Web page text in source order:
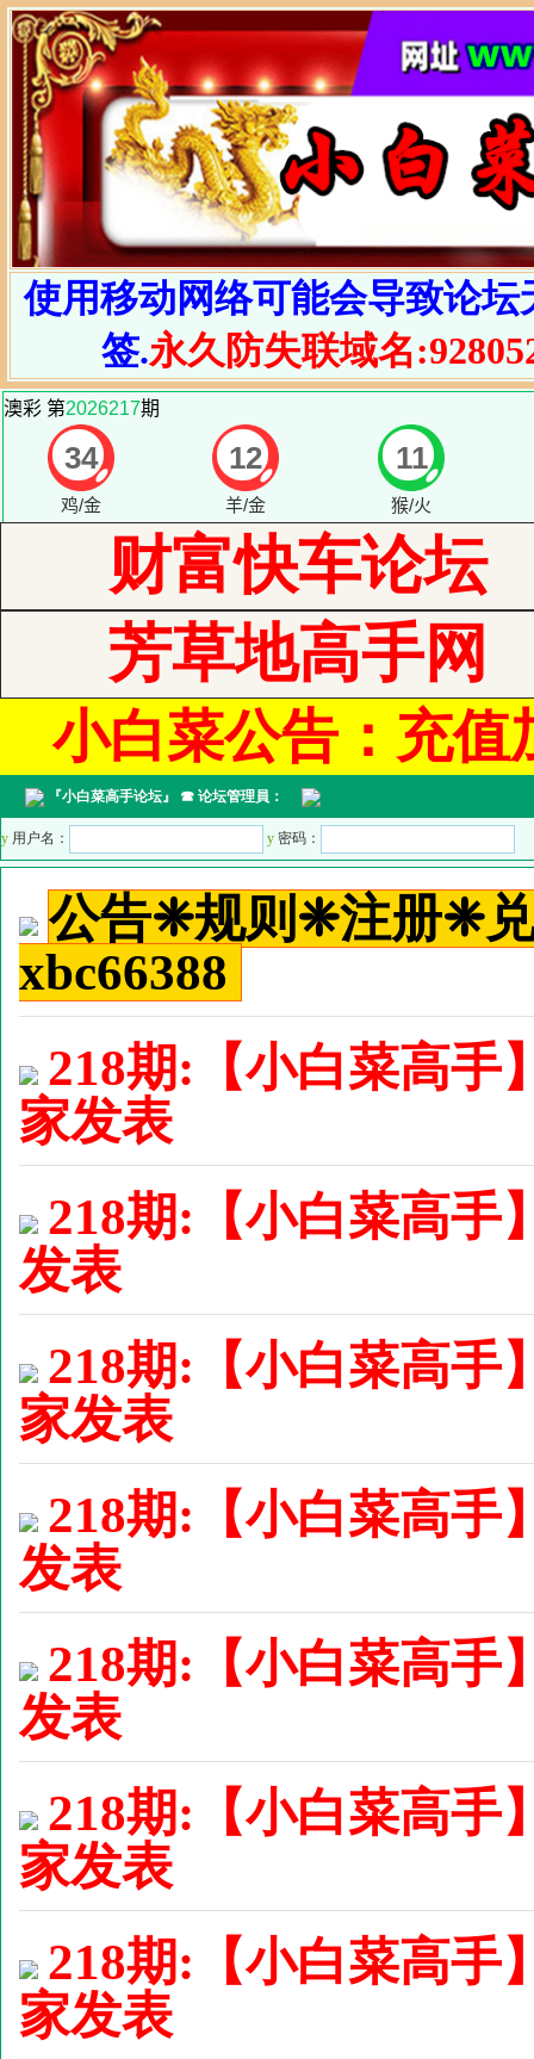
使用移动网络可能会导致论坛
签.永久防失联域名
财富快车论坛
芳草地高手网
小白菜公告：充值
『小白菜高手论坛』 ☎ 论坛管理員：
y 用户名： y 密码：
公告❈规则❈注册❈
xbc66388
218期:【小白菜高
家发表
218期:【小白菜高手
发表
218期:【小白菜高手
家发表
218期:【小白菜高手
发表
218期:【小白菜高手
发表
218期:【小白菜高手
家发表
218期:【小白菜高
家发表